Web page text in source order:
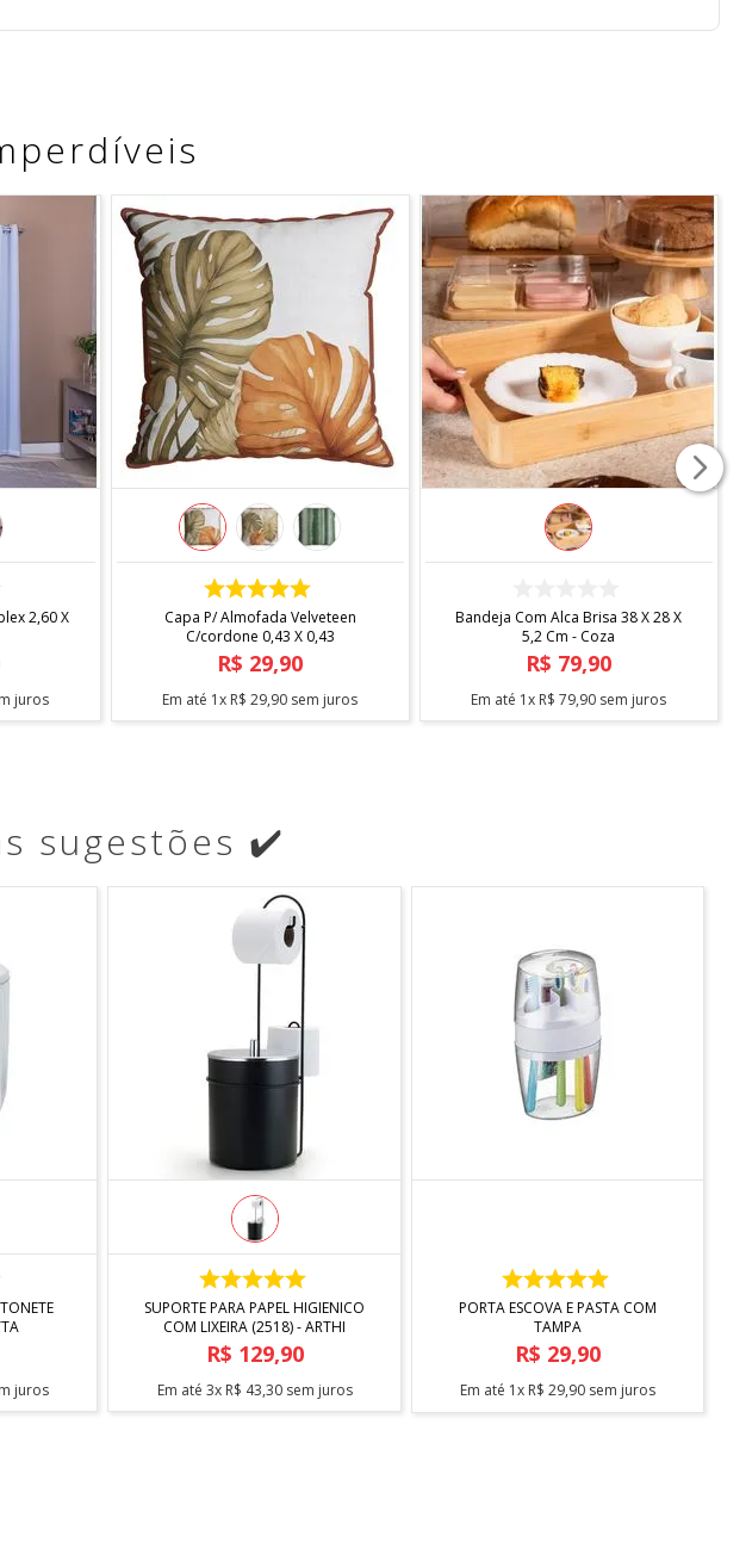
Tapetes
juros
COMPRAR
Arara Standard Com Sapateira -
Arthi
R$ 138,90
Em até 3x R$ 46,30 sem juros
Escorredor Desmontavel Master
Cromado Blac C/bandeja Bica -
Arthi
R$ 104,90
Em até 2x R$ 52,45 sem juros
sugestões ✔️
juros
COMPRAR
SUPORTE PARA PAPEL HIGIENICO
COM LIXEIRA (2518) - ARTHI
R$ 129,90
Em até 3x R$ 43,30sem juros
COMPRAR
PORTA ESCOVA E PASTA COM
TAMPA
R$ 29,90
Em até 1x R$ 29,90 sem juros